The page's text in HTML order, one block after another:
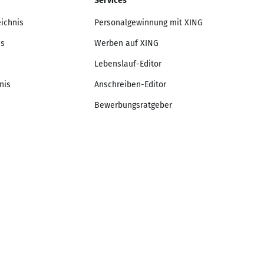
Personalgewinnung mit XING
Werben auf XING
Lebenslauf-Editor
Anschreiben-Editor
Bewerbungsratgeber